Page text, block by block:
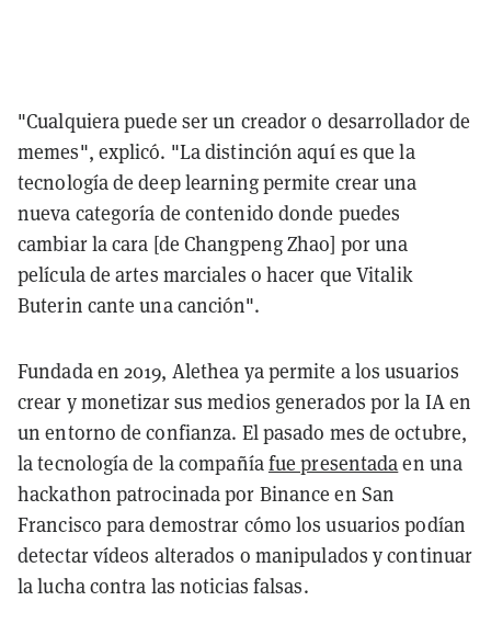
"Cualquiera puede ser un creador o desarrollador de
memes", explicó. "La distinción aquí es que la
tecnología de deep learning permite crear una
nueva categoría de contenido donde puedes
cambiar la cara [de Changpeng Zhao] por una
película de artes marciales o hacer que Vitalik
Buterin cante una canción".
Fundada en 2019, Alethea ya permite a los usuarios
crear y monetizar sus medios generados por la IA en
un entorno de confianza. El pasado mes de octubre,
la tecnología de la compañíafue presentadaen una
hackathon patrocinada por Binance en San
Francisco para demostrar cómo los usuarios podían
detectar vídeos alterados o manipulados y continuar
la lucha contra las noticias falsas.